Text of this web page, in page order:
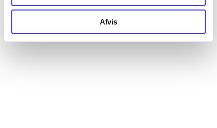
Afvis
Artikler
Alle registrerede artikler fordelt på udgivelser